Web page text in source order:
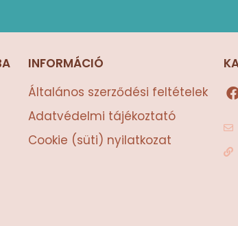
INFORMÁCIÓ
Általános szerződési feltételek
Adatvédelmi tájékoztató
Cookie (süti) nyilatkozat